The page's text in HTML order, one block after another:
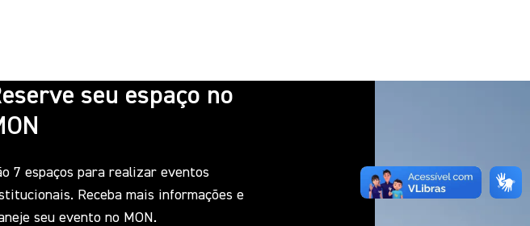
seu espaço no
7 espaços para realizar eventos
Receba mais informações e
seu evento no MON.